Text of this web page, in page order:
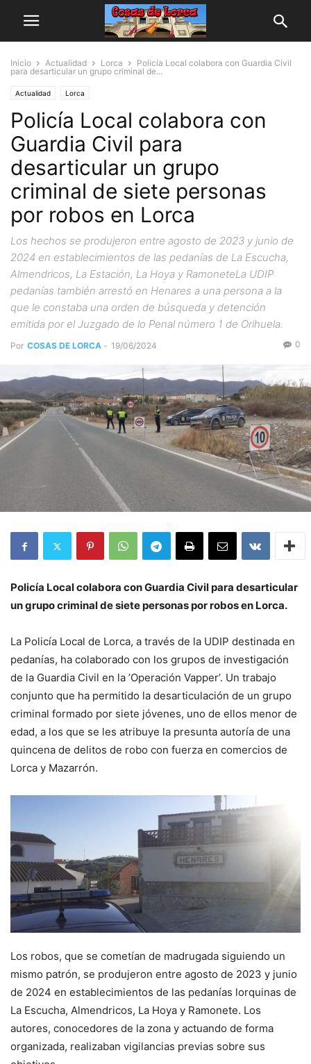
Inicio Actualidad Lorca
Policía Local colabora con Guardia Civil
para desarticular un grupo criminal de...
Actualidad Lorca
Policía Local colabora con
Guardia Civil para
desarticular un grupo
criminal de siete personas
por robos en Lorca
Los hechos se produjeron entre agosto de 2023 y junio de
2024 en establecimientos de las pedanías de La Escucha,
Almendricos, La Estación, La Hoya y RamoneteLa UDIP
pedanías también arrestó en Henares a una persona a la
que le constaba una orden de búsqueda y detención
emitida por el Juzgado de lo Penal número 1 de Orihuela.
Por COSAS DE LORCA - 19/06/2024 0
Policía Local colabora con Guardia Civil para desarticular
un grupo criminal de siete personas por robos en Lorca.
La Policía Local de Lorca, a través de la UDIP destinada en
pedanías, ha colaborado con los grupos de investigación
de la Guardia Civil en la ’Operación Vapper’. Un trabajo
conjunto que ha permitido la desarticulación de un grupo
criminal formado por siete jóvenes, uno de ellos menor de
edad, a los que se les atribuye la presunta autoría de una
quincena de delitos de robo con fuerza en comercios de
Lorca y Mazarrón.
Los robos, que se cometían de madrugada siguiendo un
mismo patrón, se produjeron entre agosto de 2023 y junio
de 2024 en establecimientos de las pedanías lorquinas de
La Escucha, Almendricos, La Hoya y Ramonete. Los
autores, conocedores de la zona y actuando de forma
organizada, realizaban vigilancias previas sobre sus